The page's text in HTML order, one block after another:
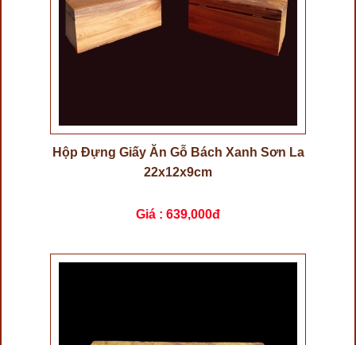
Hộp Đựng Giấy Ăn Gỗ Bách Xanh Sơn La
22x12x9cm
Giá : 639,000đ